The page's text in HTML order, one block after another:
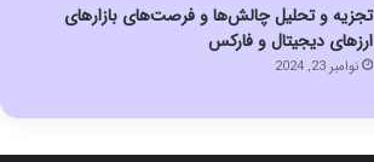
تجزیه و تحلیل چالش‌ها و فرصت‌های بازارهای
ارزهای دیجیتال و فارکس
نوامبر 23, 2024